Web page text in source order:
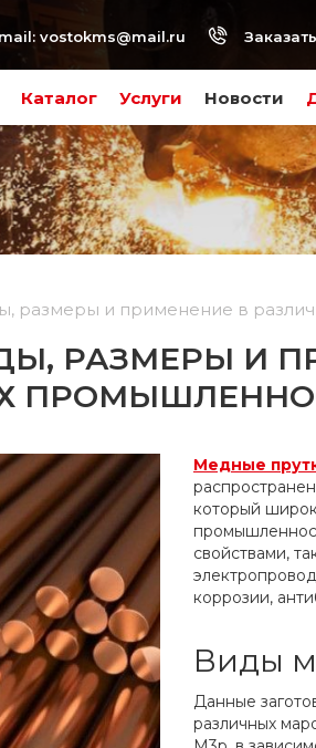
Каталог Услуги Новости
vostokms@mail.ru
размеры и применение в
РАЗМЕРЫ И
Медные
который
свойствами,
коррозии,
Виды
Данные
различных